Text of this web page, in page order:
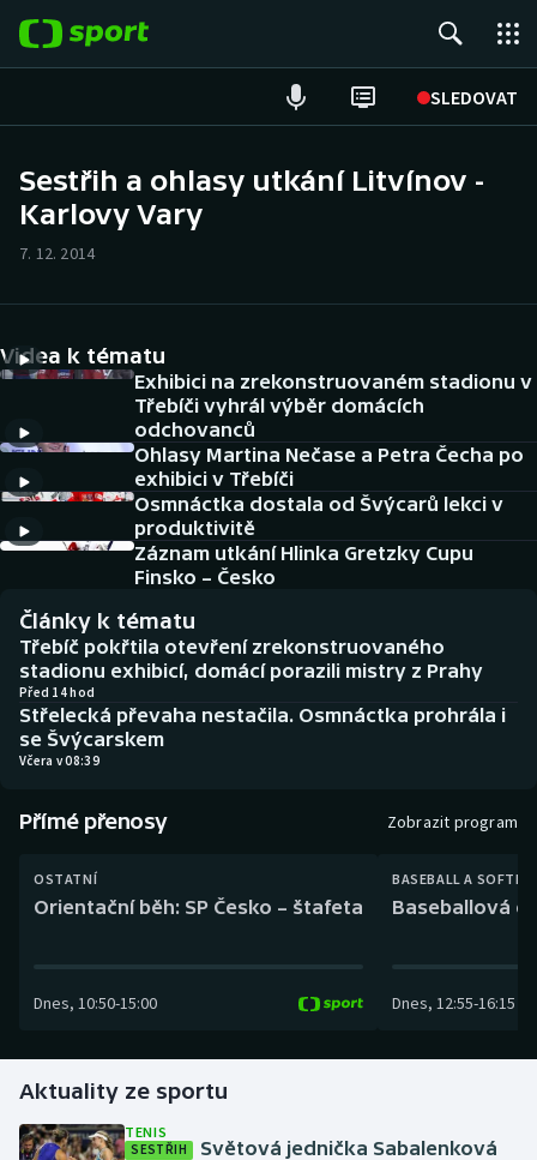
SLEDOVAT
Hokej
Cyklistika
DALŠÍ SPORTY
Americký fotbal
Baseball a softbal
Basketbal
Biatlon
Boby a skeleton
Dostihy
Futsal
Gymnastika
NEPŘEHLÉDNĚTE
Soutěže
Historické návraty
Aplikace ČT sport
AZ kvíz
Sestřih a ohlasy utkání Litvínov -
Karlovy Vary
7. 12. 2014
Videa k tématu
Exhibici na zrekonstruovaném stadionu v
Třebíči vyhrál výběr domácích
odchovanců
Ohlasy Martina Nečase a Petra Čecha po
exhibici v Třebíči
Osmnáctka dostala od Švýcarů lekci v
produktivitě
Záznam utkání Hlinka Gretzky Cupu
Finsko – Česko
Články k tématu
Třebíč pokřtila otevření zrekonstruovaného
stadionu exhibicí, domácí porazili mistry z Prahy
Před 14 hod
Střelecká převaha nestačila. Osmnáctka prohrála i
se Švýcarskem
Včera v 08:39
Přímé přenosy Zobrazit program
OSTATNÍ
Orientační běh: SP Česko – štafeta
Dnes, 10:50-15:00
BASEBALL A
Baseballová
Dnes, 12:55-16:15
Aktuality ze sportu
TENIS
SESTŘIH
Světová jednička Sabalenková